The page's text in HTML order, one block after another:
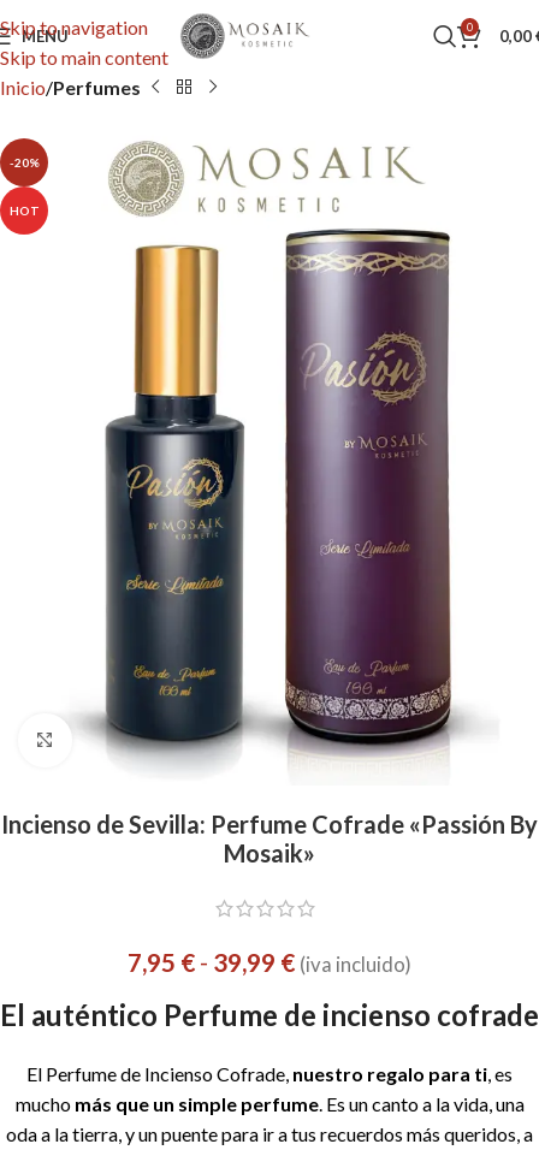
Skip to navigation
Skip to main content
MENU 0 0,00
Inicio Perfumes
-20%
HOT
Click to enlarge
Incienso de Sevilla: Perfume Cofrade «Passión By
Mosaik»
7,95 € - 39,99 € (iva incluido)
El auténtico Perfume de incienso cofrade
El Perfume de Incienso Cofrade, nuestro regalo para ti, es
mucho más que un simple perfume. Es un canto a la vida, una
oda a la tierra, y un puente para ir a tus recuerdos más queridos, a